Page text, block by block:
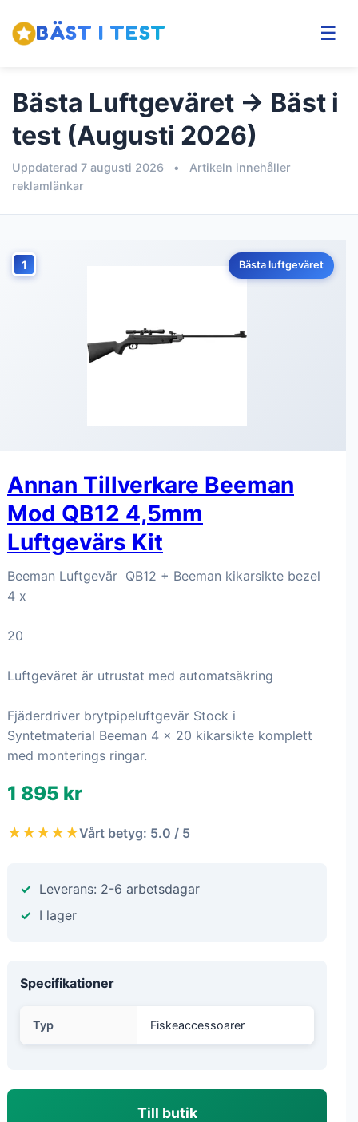
BÄST I TEST ☰
Bästa Luftgeväret → Bäst i
test (Augusti 2026)
Uppdaterad 7 augusti 2026 •
Artikeln innehåller
reklamlänkar
1 Bästa luftgeväret
Annan Tillverkare Beeman
Mod QB12 4,5mm
Luftgevärs Kit
Beeman Luftgevär QB12 + Beeman kikarsikte bezel
4 x
20
Luftgeväret är utrustat med automatsäkring
Fjäderdriver brytpipeluftgevär Stock i
Syntetmaterial Beeman 4 x 20 kikarsikte komplett
med monterings ringar.
1 895 kr
★★★★★Vårt betyg: 5.0 / 5
Leverans: 2-6 arbetsdagar
I lager
Specifikationer
Typ Fiskeaccessoarer
Till butik